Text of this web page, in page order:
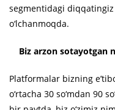
segmentidagi
o‘lchanmoqda.
Biz arzon sotayotgan
Platformalar bizning
o‘rtacha 30 so‘mdan 90